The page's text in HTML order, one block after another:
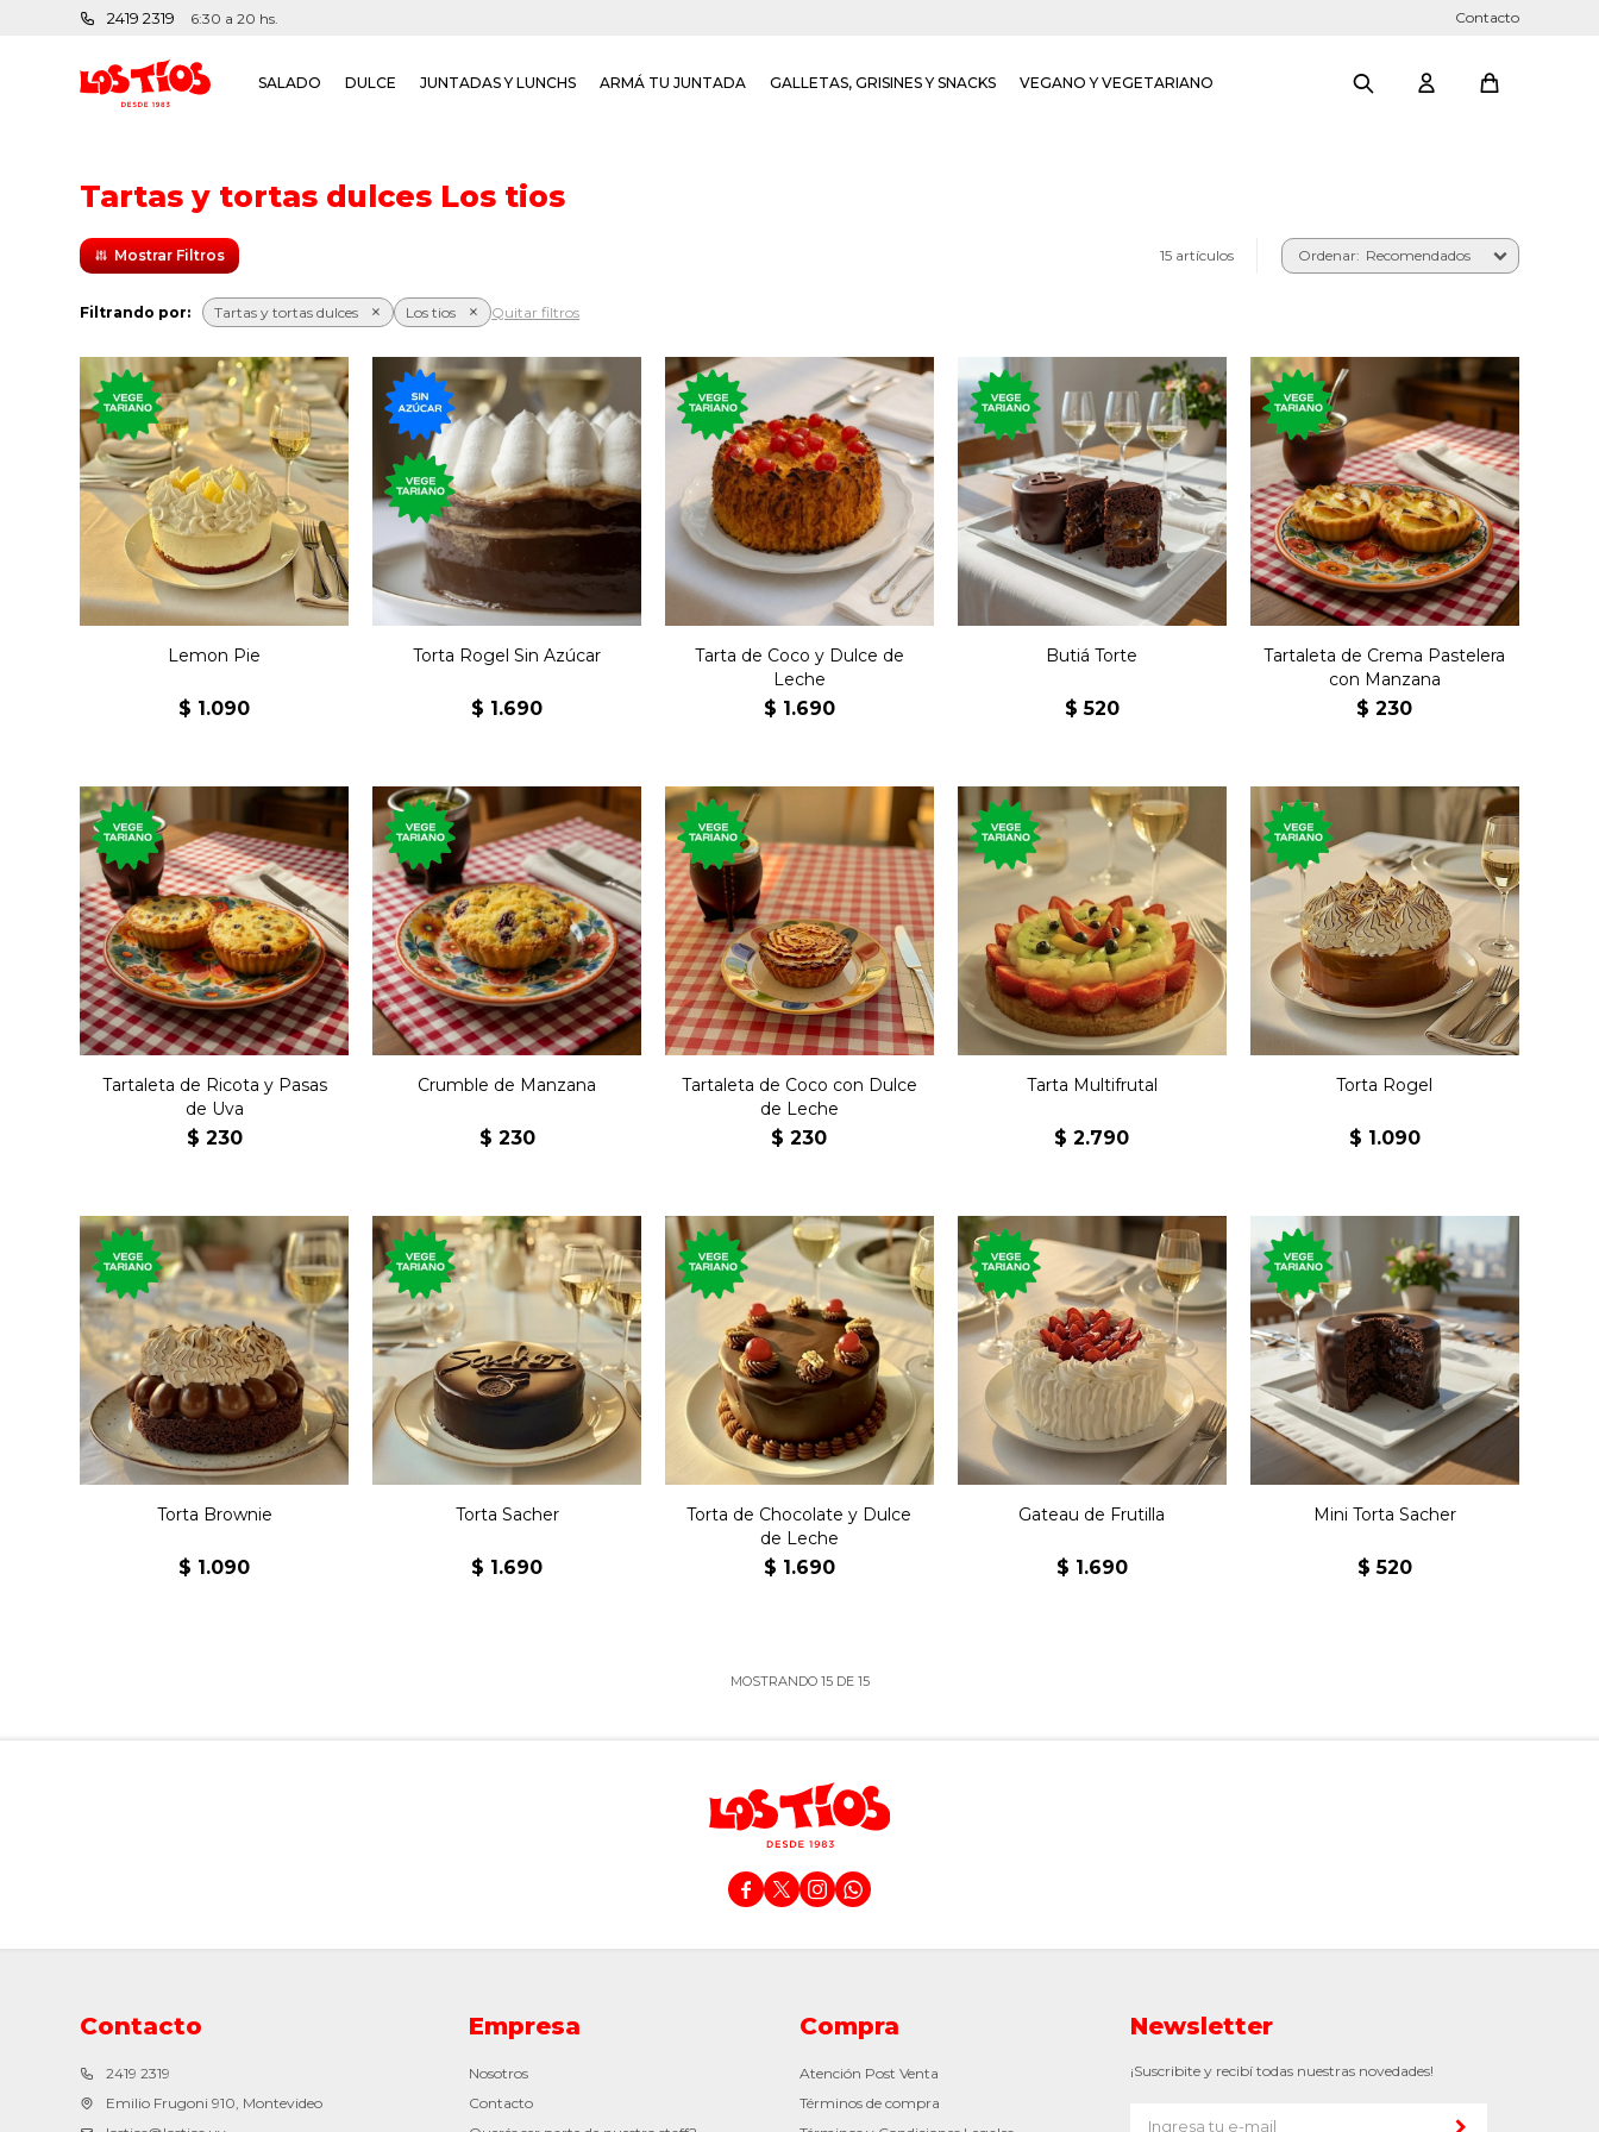
SALADO DULCE JUNTADAS Y LUNCHS ARMÁ TU JUNTADA GALLETAS, GRISINES Y SNACKS VEGANO Y VEGETARIANO
2419 2319 6:30 a 20 hs. Contacto
Tartas y tortas dulces Los tios
15 artículos Recomendados
Filtrando por: Tartas y tortas dulces Los tios Quitar filtros
Torta de base de masa
crujiente con crema de
limón y topping de
merengue.
Lemon Pie
$ 1.090
Torta con milhojas de
dulce de leche y crema
sin azúcar.
Torta Rogel Sin Azúcar
$ 1.690
Torta de coco rellena de
dulce de leche con
topping de cerezas.
Tarta de Coco y Dulce de
Leche
$ 1.690
Postre con base en la
torta sacher, con
chocolate semi amargo y
mermelada de butiá.
Butiá Torte
$ 520
Tartaleta con crema
pastelera, manzana y
baño de jalea.
Tartaleta de Crema Pastelera
con Manzana
$ 230
Tartaleta con ricota y
pasas de uva cubierta de
azúcar impalpable.
Tartaleta de Ricota y Pasas
de Uva
$ 230
Masa crocante dulce con
manzana cocida, pasas de
uva, nueces y canela.
Crumble de Manzana
$ 230
Tartaleta individual de
coco rellena de dulce de
leche.
Tartaleta de Coco con Dulce
de Leche
$ 230
Tarta con crema pastelera,
durazno, ananá, kiwi,
arándanos y frutilla bañada
en jalea.
Tarta Multifrutal
$ 2.790
Torta con milhojas de
dulce de leche y
merengue.
Torta Rogel
$ 1.090
Torta húmeda del clásico
postre de chocolate y
nueces, con capa de dulce
de leche y topping de
merengue.
Torta Brownie
$ 1.090
Torta clásica de la
repostería austríaca con
chocolate semi amargo y
mermelada de damasco.
Torta Sacher
$ 1.690
Torta clásica de la
repostería uruguaya con
bizcochuelo, dulce de
leche, chocolate y crema
de leche.
Torta de Chocolate y Dulce
de Leche
$ 1.690
Pastel con bizcochuelo,
chantilly y frutilla.
Gateau de Frutilla
$ 1.690
Postre de la torta clásica
de la repostería austríaca
con chocolate semi
amargo y mermelada de
damasco.
Mini Torta Sacher
$ 520
MOSTRANDO 15DE 15
   
Contacto
2419 2319
Emilio Frugoni 910, Montevideo
Empresa
Nosotros
Contacto
Compra
Atención Post Venta
Términos de compra
Newsletter
¡Suscribite y recibí todas nuestras novedades!